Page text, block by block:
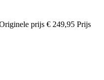
prijs € 249,95 Prijs